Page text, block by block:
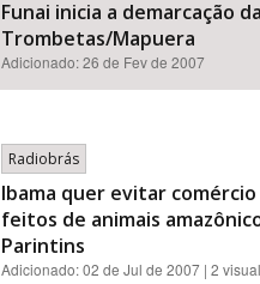
Funai inicia a demarcação
Trombetas/Mapuera
Adicionado: 26 de Fev de 2007
Radiobrás
Ibama quer evitar
feitos de animais
Parintins
Adicionado: 02 de Jul de 2007 | 2